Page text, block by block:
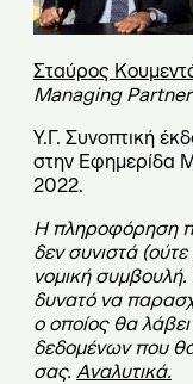
Σταύρος
Managing Partner
Υ.Γ. Συνοπτική
στην Εφημερίδα
2022.
Η πληροφόρηση
δεν συνιστά
νομική συμβουλή.
δυνατό να
ο οποίος θα
δεδομένων που
σας. Αναλυτικά.